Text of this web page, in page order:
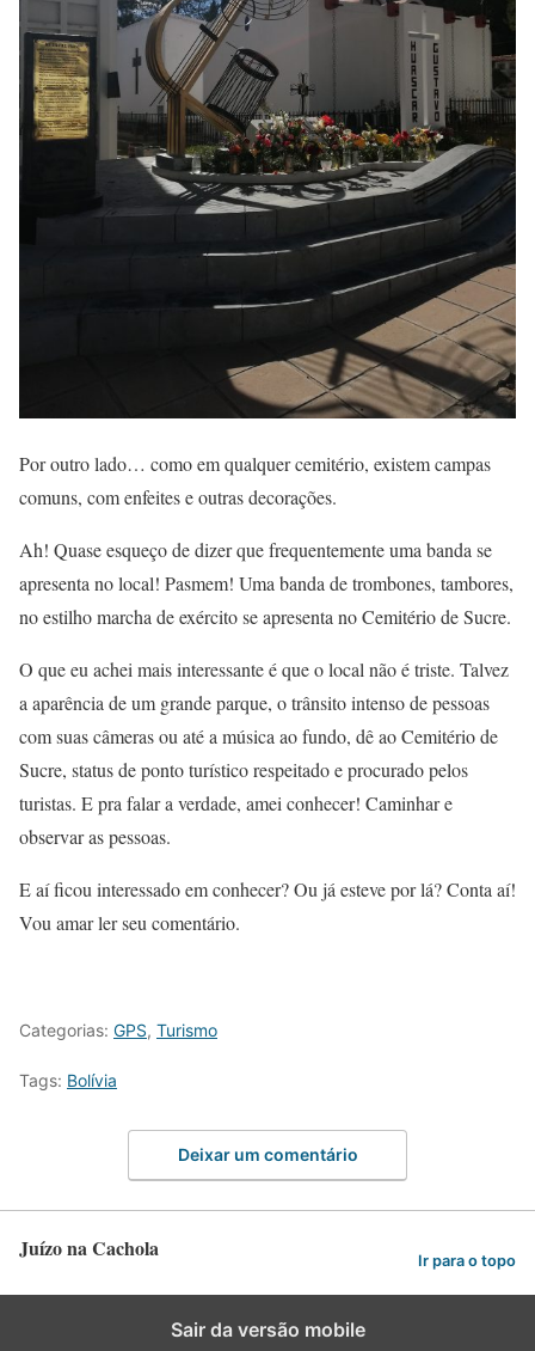
Por outro lado… como em qualquer cemitério, existem campas
comuns, com enfeites e outras decorações.
Ah! Quase esqueço de dizer que frequentemente uma banda se
apresenta no local! Pasmem! Uma banda de trombones, tambores,
no estilho marcha de exército se apresenta no Cemitério de Sucre.
O que eu achei mais interessante é que o local não é triste. Talvez
a aparência de um grande parque, o trânsito intenso de pessoas
com suas câmeras ou até a música ao fundo, dê ao Cemitério de
Sucre, status de ponto turístico respeitado e procurado pelos
turistas. E pra falar a verdade, amei conhecer! Caminhar e
observar as pessoas.
E aí ficou interessado em conhecer? Ou já esteve por lá? Conta aí!
Vou amar ler seu comentário.
Categorias: GPS, Turismo
Tags: Bolívia
Deixar um comentário
Juízo na Cachola Ir para o topo
Sair da versão mobile